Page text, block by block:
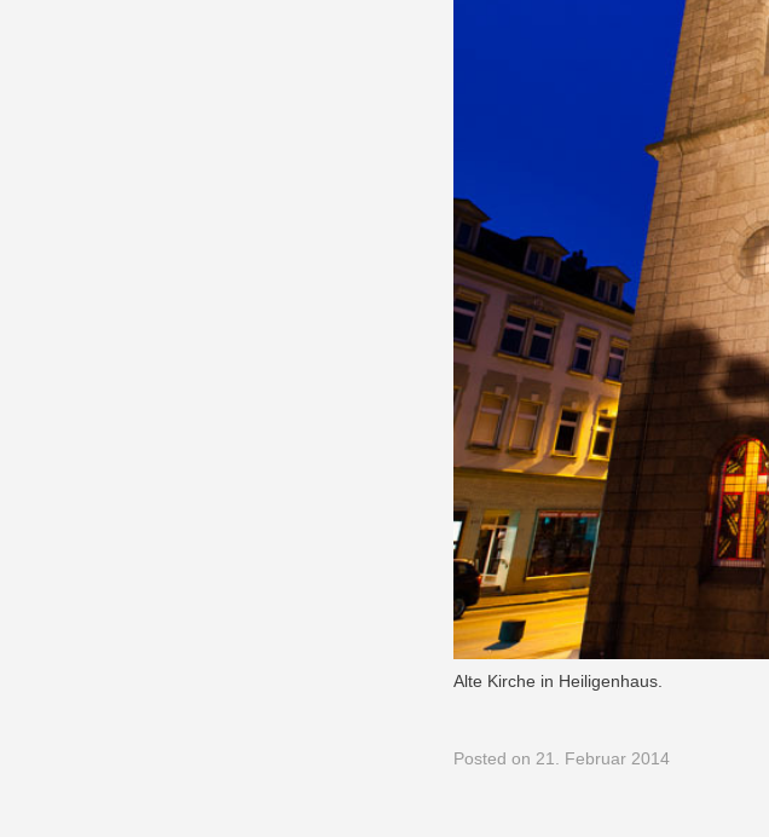
Alte Kirche in Heiligenhaus.
Posted on 21. Februar 2014